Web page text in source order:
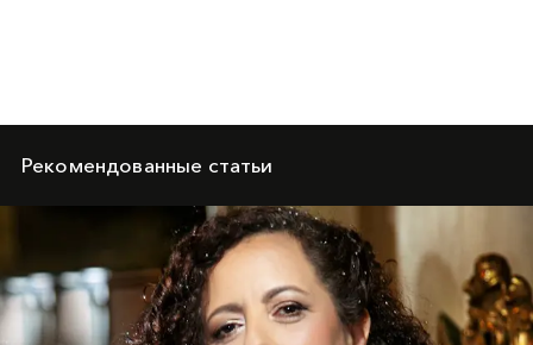
Рекомендованные статьи